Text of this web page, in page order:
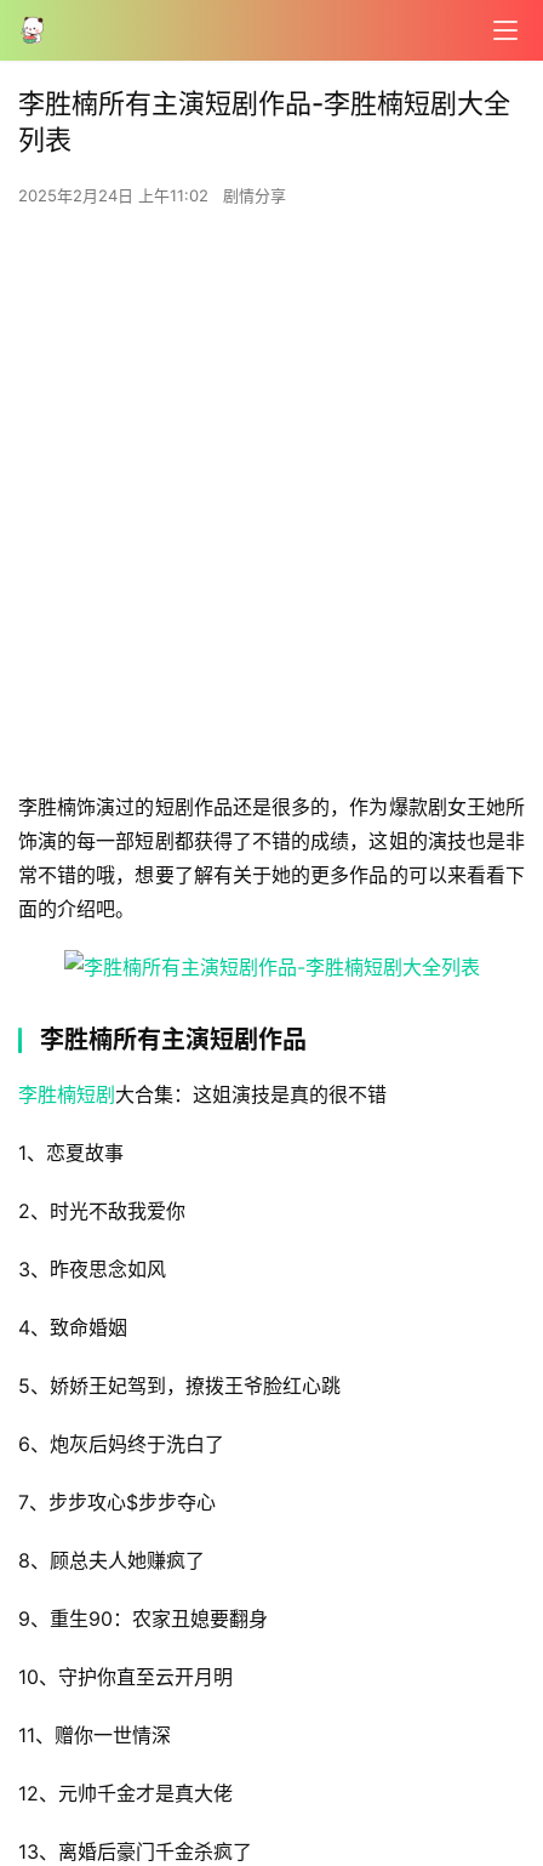
李胜楠所有主演短剧作品-李胜楠短剧大全
列表
2025年2月24日 上午11:02 剧情分享
李胜楠饰演过的短剧作品还是很多的，作为爆款剧女王她所
饰演的每一部短剧都获得了不错的成绩，这姐的演技也是非
常不错的哦，想要了解有关于她的更多作品的可以来看看下
面的介绍吧。
李胜楠所有主演短剧作品
李胜楠短剧 大合集：这姐演技是真的很不错
1、恋夏故事
2、时光不敌我爱你
3、昨夜思念如风
4、致命婚姻
5、娇娇王妃驾到，撩拨王爷脸红心跳
6、炮灰后妈终于洗白了
7、步步攻心$步步夺心
8、顾总夫人她赚疯了
9、重生90：农家丑媳要翻身
10、守护你直至云开月明
11、赠你一世情深
12、元帅千金才是真大佬
13、离婚后豪门千金杀疯了